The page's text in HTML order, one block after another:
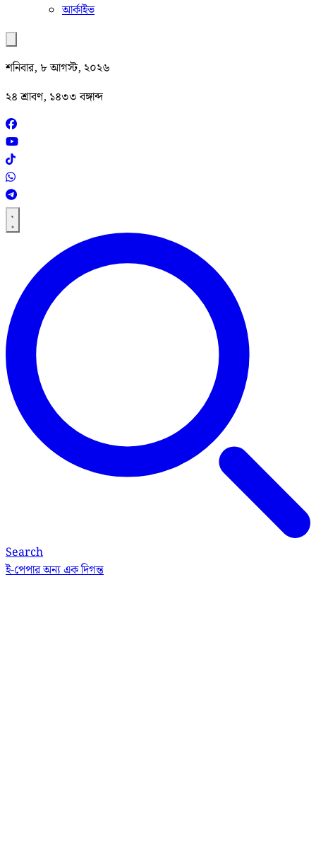
আর্কাইভ
শনিবার, ৮ আগস্ট, ২০২৬
২৪ শ্রাবণ, ১৪৩৩ বঙ্গাব্দ
Search
ই-পেপারঅন্য এক দিগন্ত